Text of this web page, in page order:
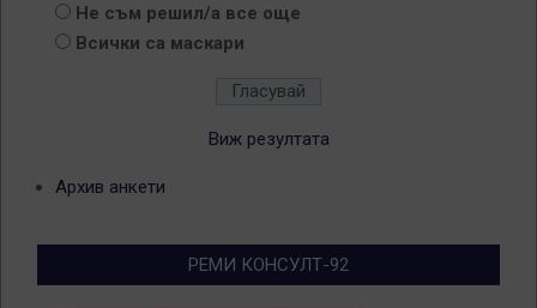
Не съм решил/а все още
Всички са маскари
Виж резултата
Архив анкети
РЕМИ КОНСУЛТ-92